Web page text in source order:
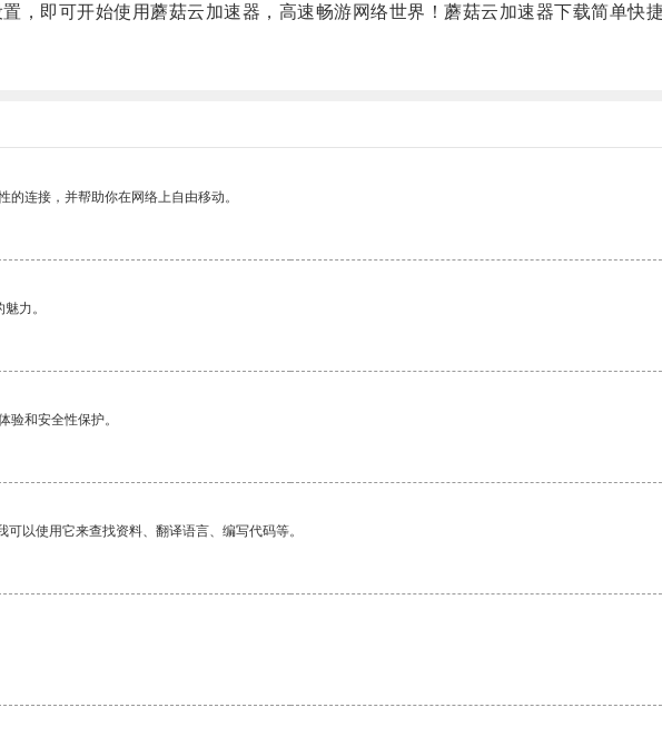
即可开始使用蘑菇云加速器，高速畅游网络世界！蘑菇云加速器下载简单快捷
连接，并帮助你在网络上自由移动。
力。
验和安全性保护。
以使用它来查找资料、翻译语言、编写代码等。